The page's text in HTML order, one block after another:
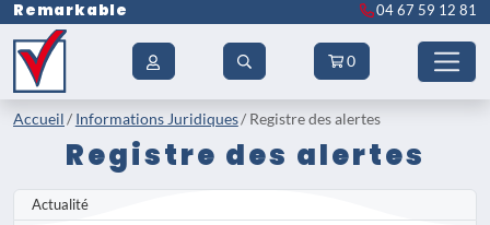
Remarkable 04 67 59 12 81
0
Accueil Informations Juridiques Registre des alertes
Registre des alertes
Actualité